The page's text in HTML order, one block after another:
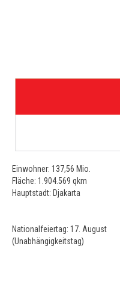
Einwohner: 137,56 Mio.
Fläche: 1.904.569 qkm
Hauptstadt: Djakarta
Nationalfeiertag: 17. August
(Unabhängigkeitstag)